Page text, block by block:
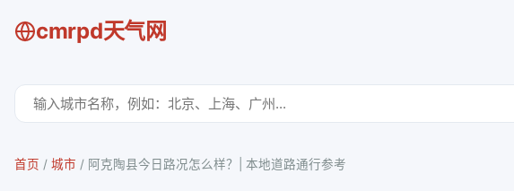
cmrpd天气网
首页 / 城市 / 阿克陶县今日路况怎么样？| 本地道路通行参考